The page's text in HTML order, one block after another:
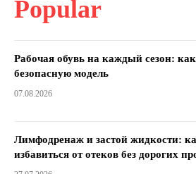
Popular
Рабочая обувь на каждый сезон:
безопасную модель
07.08.2026
Лимфодренаж и застой жидкости:
избавиться от отеков без дорогих